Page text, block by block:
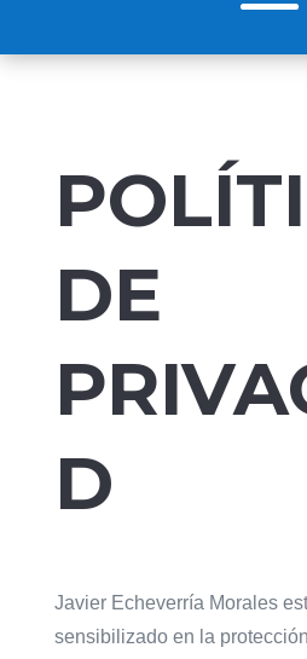
DE
D
Javier Echeverría Morales
sensibilizado en la